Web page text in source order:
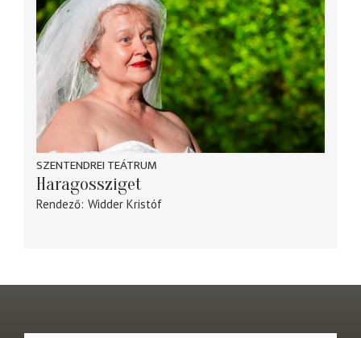
SZENTENDREI TEÁTRUM
Haragossziget
Rendező Widder Kristóf